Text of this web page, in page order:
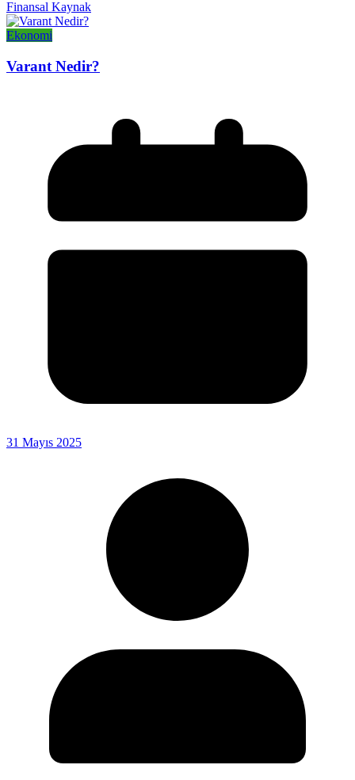
Finansal Kaynak
Ekonomi
Varant Nedir?
31 Mayıs 2025